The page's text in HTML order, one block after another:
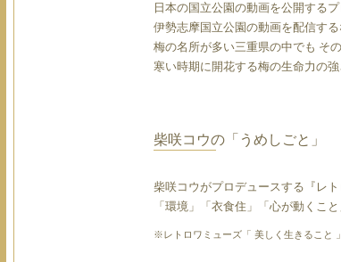
日本の国立公園の動画を公開する
伊勢志摩国立公園の動画を配信する
梅の名所が多い三重県の中でも そ
寒い時期に開花する梅の生命力の
柴咲コウの「うめしごと」
柴咲コウがプロデュースする『レ
「環境」「衣食住」「心が動くこ
※レトロワミューズ「 美しく生きること